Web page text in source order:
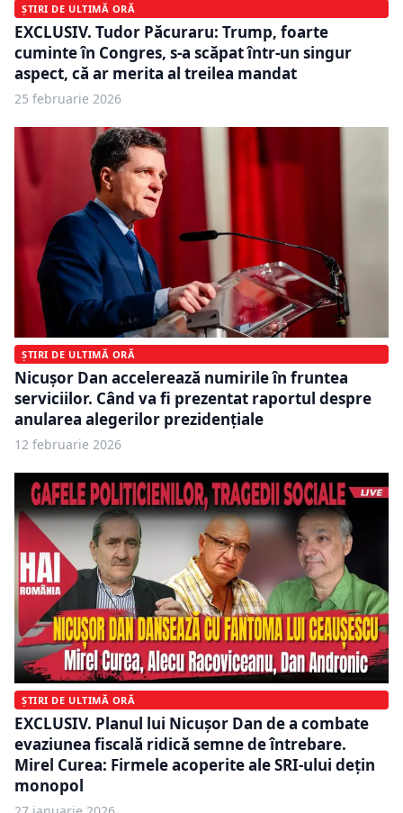
ȘTIRI DE ULTIMĂ ORĂ
EXCLUSIV. Tudor Păcuraru: Trump, foarte
cuminte în Congres, s-a scăpat într-un singur
aspect, că ar merita al treilea mandat
25 februarie 2026
ȘTIRI DE ULTIMĂ ORĂ
Nicușor Dan accelerează numirile în fruntea
serviciilor. Când va fi prezentat raportul despre
anularea alegerilor prezidențiale
12 februarie 2026
ȘTIRI DE ULTIMĂ ORĂ
EXCLUSIV. Planul lui Nicușor Dan de a combate
evaziunea fiscală ridică semne de întrebare.
Mirel Curea: Firmele acoperite ale SRI-ului dețin
monopol